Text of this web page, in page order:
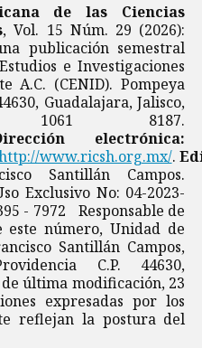
de las Ciencias
, Vol. 15 Núm. 29 (2026):
publicación semestral
e Investigaciones
A.C. (CENID). Pompeya
Guadalajara, Jalisco,
8187.
electrónica:
www.ricsh.org.mx/.
Santillán Campos.
Exclusivo No: 04-2023-
- 7972 Responsable de
número, Unidad de
Santillán Campos,
C.P. 44630,
última modificación, 23
expresadas por los
reflejan la postura del